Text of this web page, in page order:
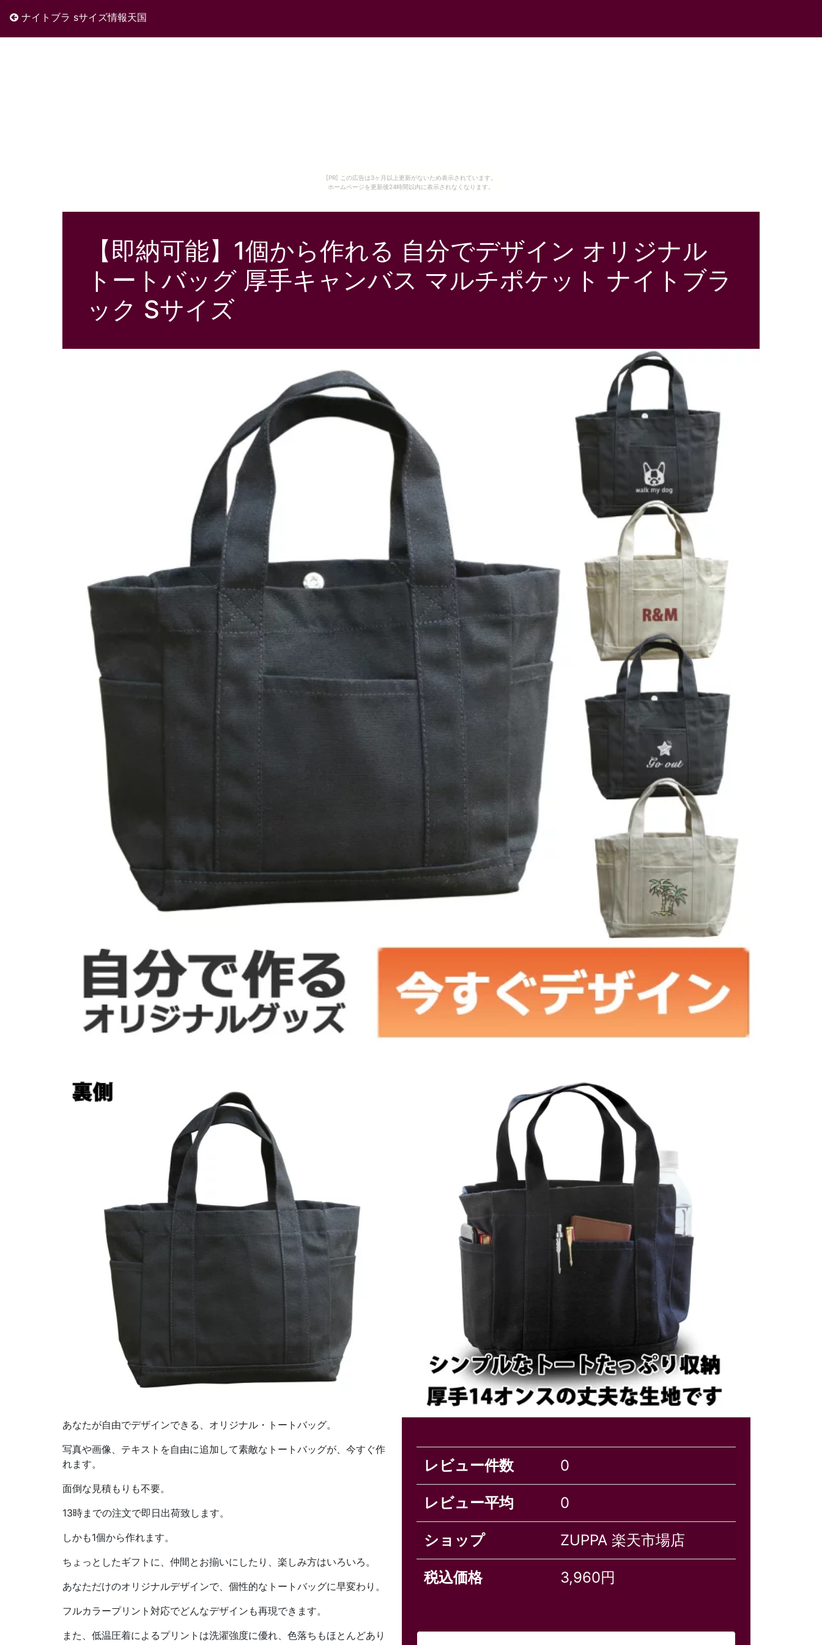
[PR] この広告は3ヶ月以上更新がないため表示されています。
ホームページを更新後24時間以内に表示されなくなります。
ナイトブラ sサイズ情報天国
【即納可能】1個から作れる 自分でデザイン オリジナル
トートバッグ 厚手キャンバス マルチポケット ナイトブラ
ック Sサイズ
あなたが自由でデザインできる、オリジナル・トートバッグ。
写真や画像、テキストを自由に追加して素敵なトートバッグが、今すぐ作
れます。
面倒な見積もりも不要。
13時までの注文で即日出荷致します。
しかも1個から作れます。
ちょっとしたギフトに、仲間とお揃いにしたり、楽しみ方はいろいろ。
あなただけのオリジナルデザインで、個性的なトートバッグに早変わり。
フルカラープリント対応でどんなデザインも再現できます。
また、低温圧着によるプリントは洗濯強度に優れ、色落ちもほとんどあり
レビュー件数 0
レビュー平均 0
ショップ ZUPPA 楽天市場店
税込価格 3,960円